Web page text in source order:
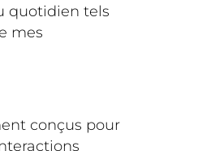
quotidien tels
mes
conçus pour